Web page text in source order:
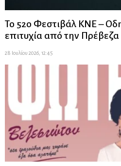
Το 52ο Φεστιβάλ ΚΝΕ –
επιτυχία από την Πρέβεζα
28 Ιουλίου 2026, 12:45